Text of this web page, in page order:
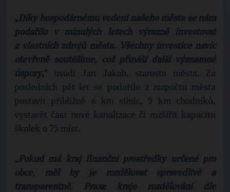
„Díky hospodárnému vedení našeho města se nám
podařilo v minulých letech výrazně investovat
z vlastních zdrojů města. Všechny investice navíc
otevřeně soutěžíme, což přináší další významné
úspory,“ uvádí Jan Jakob, starosta města. Za
posledních pět let se podařilo z rozpočtu města
postavit přibližně 6 km silnic, 9 km chodníků,
vystavět část nové kanalizace či rozšířit kapacitu
školek o 75 míst.
„Pokud má kraj finanční prostředky určené pro
obce, měl by je rozdělovat spravedlivě a
transparentně. Praxe kraje rozdělování dle